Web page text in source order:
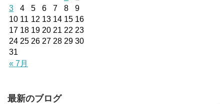
« 7月
3
4 5 6 7 8
9
10 11 12 13 14 15 16
17 18 19 20 21 22 23
24 25 26 27 28 29 30
31
最新のブログ